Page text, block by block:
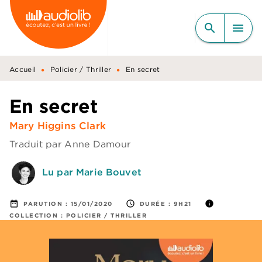
MENU RECHERCHE
CONTENU
PIED DE PAGE
search menu
Accueil • Policier / Thriller • En secret
En secret
Mary Higgins Clark
Traduit parAnne Damour
Lu par Marie Bouvet
date_range PARUTION : 15/01/2020 access_time DURÉE : 9H21 info
COLLECTION : POLICIER / THRILLER